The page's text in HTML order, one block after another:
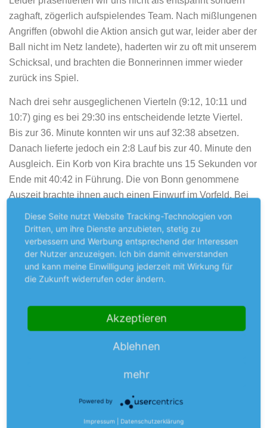
zaghaft, zögerlich aufspielendes Team. Nach mißlungenen
Angriffen (obwohl die Aktion ansich gut war, leider aber der
Ball nicht im Netz landete), haderten wir zu oft mit unserem
Schicksal, und brachten die Bonnerinnen immer wieder
zurück ins Spiel.
Nach drei sehr ausgeglichenen Vierteln (9:12, 10:11 und
10:7) ging es bei 29:30 ins entscheidende letzte Viertel.
Bis zur 36. Minute konnten wir uns auf 32:38 absetzen.
Danach lieferte jedoch ein 2:8 Lauf bis zur 40. Minute den
Ausgleich. Ein Korb von Kira brachte uns 15 Sekunden vor
Ende mit 40:42 in Führung. Die von Bonn genommene
Auszeit brachte ihnen auch einen Einwurf im Vorfeld. Bei
noch 8 Sekunden auf der Uhr konnte eine Bonner
Spielerin völlig frei unterm Korb zum 42:42 abschließen.
Eine Verlängerung lag in der Luft.
Die noch verbleibenden Sekunden nutzten wir dann
jedoch nicht nur zum Einwurf und Ball über die Mittellinie
Chance uns den Sieg zu sichern und damit auch dem
Spiel endgültig ihren Stempel aufzusetzen.
Nachdem sie bereits über 39 Spielminuten immer wieder
Topscorerin) und antrieb nicht aufzugeben, nutzte sie die
Gelegenheit und verwandelte per Buzzer Beater einen 3er
von kurz hinter der Mittellinie zum 42:45 Endstand.
Diese Seite nutzt Website Tracking-Technologien von
Dritten, um ihre Dienste anzubieten, stetig zu
verbessern und Werbung entsprechend der Interessen
der Nutzer anzuzeigen. Ich bin damit einverstanden
und kann meine Einwilligung jederzeit mit Wirkung für
die Zukunft widerrufen oder ändern.
Akzeptieren
Ablehnen
mehr
Powered by
Impressum Datenschutzerklärung